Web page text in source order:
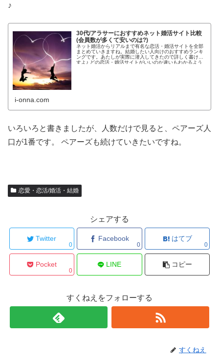
♪
30代/アラサーにおすすめネット婚活サイト比較
(会員数が多くて安いのは?)
ネット婚活からリアルまで有名な恋活・婚活サイトを全部
まとめていきますね。結婚したい人向けのおすすめランキ
ングです。あたしが実際に潜入してきたので詳しく書けま
すよ♪ どの恋活・婚活サイトがいいのか違いもわかるよう
i-onna.com
いろいろと書きましたが、人数だけで見ると、ペアーズ人
口が1番です。 ペアーズも続けていきたいですね。
恋愛・恋活/婚活・結婚
シェアする
Twitter
0
Facebook
0
はてブ
0
Pocket
0
LINE コピー
すくねえをフォローする
すくねえ